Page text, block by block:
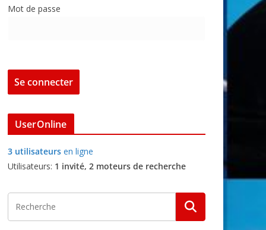
Mot de passe
UserOnline
3 utilisateurs en ligne
Utilisateurs: 1 invité, 2 moteurs de recherche